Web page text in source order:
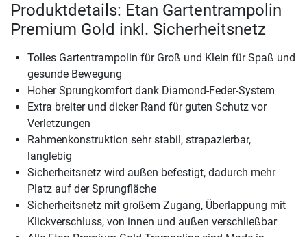
Produktdetails: Etan Gartentrampolin
Premium Gold inkl. Sicherheitsnetz
Tolles Gartentrampolin für Groß und Klein für Spaß und
gesunde Bewegung
Hoher Sprungkomfort dank Diamond-Feder-System
Extra breiter und dicker Rand für guten Schutz vor
Verletzungen
Rahmenkonstruktion sehr stabil, strapazierbar,
langlebig
Sicherheitsnetz wird außen befestigt, dadurch mehr
Platz auf der Sprungfläche
Sicherheitsnetz mit großem Zugang, Überlappung mit
Klickverschluss, von innen und außen verschließbar